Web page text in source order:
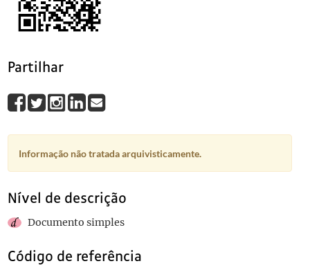
0033 Sem título
0034 Sem título
(...)
Partilhar
Informação não tratada arquivisticamente.
Nível de descrição
Documento simples
Código de referência